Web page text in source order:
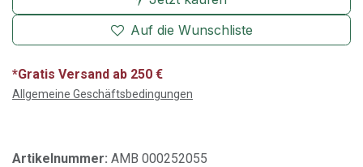
Auf die Wunschliste
*Gratis Versand ab 250 €
Allgemeine Geschäftsbedingungen
Artikelnummer: AMB 000252055